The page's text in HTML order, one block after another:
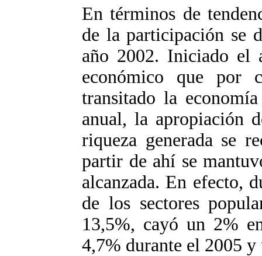
En términos de
de la participación se
año 2002. Iniciado el
económico que por
transitado la
anual, la apropiación
riqueza generada se
partir de ahí se
alcanzada. En efecto,
de los sectores
13,5%, cayó un 2%
4,7% durante el 2005